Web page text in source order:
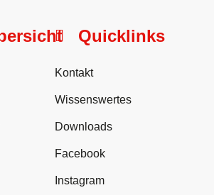
Quicklinks
Kontakt
Wissenswertes
Downloads
Facebook
Instagram